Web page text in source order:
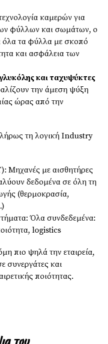
καμερών για
φύλλων και σωμάτων, ο
όλα τα φύλλα με σκοπό
και ασφάλεια των
και ταχυψύκτες
την άμεση ψύξη
ώρας από την
τη λογική Industry
Μηχανές με αισθητήρες
δεδομένα σε όλη τη
(θερμοκρασία,
Όλα συνδεδεμένα:
logistics
πιο ψηλά την εταιρεία,
συνεργάτες και
ποιότητας.